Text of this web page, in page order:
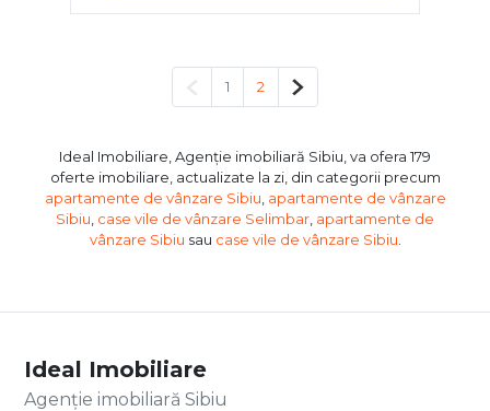
Pagina anterioară
1 2 Pagina următoare
Ideal Imobiliare, Agenție imobiliară Sibiu, va ofera 179
oferte imobiliare, actualizate la zi, din categorii precum
apartamente de vânzare Sibiu apartamente de vânzare
Sibiu case vile de vânzare Selimbar apartamente de
vânzare Sibiu sau case vile de vânzare Sibiu
Ideal Imobiliare
Agenție imobiliară Sibiu